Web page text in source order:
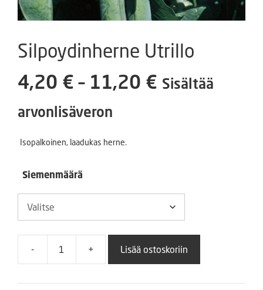
Silpoydinherne Utrillo
4,20 € – 11,20 € Sisältää
arvonlisäveron
Isopalkoinen, laadukas herne.
Siemenmäärä
-
Silpoydinherne
määrä
+ Lisää ostoskoriin